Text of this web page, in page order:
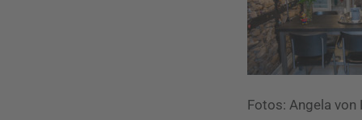
Fotos: Angela von